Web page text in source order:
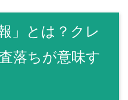
」とは？クレ
落ちが意味す